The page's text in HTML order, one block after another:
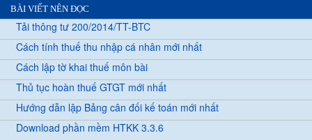
BÀI VIẾT NÊN ĐỌC
Tải thông tư 200/2014/TT-BTC
Cách tính thuế thu nhập cá nhân mới nhất
Cách lập tờ khai thuế môn bài
Thủ tục hoàn thuế GTGT mới nhất
Hướng dẫn lập Bảng cân đối kế toán mới nhất
Download phần mềm HTKK 3.3.6